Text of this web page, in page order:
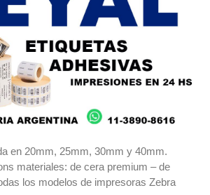
en 20mm, 25mm, 30mm y 40mm.
materiales: de cera premium – de
los modelos de impresoras Zebra